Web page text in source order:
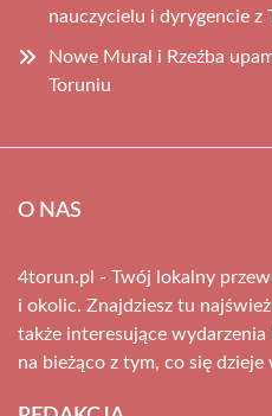
nauczycielu i dyrygencie z
Nowe Mural i Rzeźba
Toruniu
O NAS
4torun.pl - Twój lokalny
i okolic. Znajdziesz tu
także interesujące
na bieżąco z tym, co się